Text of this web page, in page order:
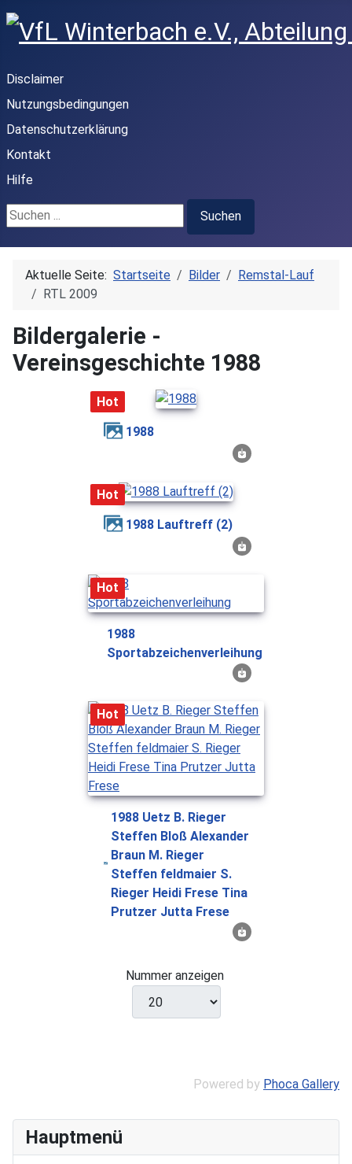
Disclaimer
Nutzungsbedingungen
Datenschutzerklärung
Kontakt
Hilfe
Suchen ...
Suchen
Hauptmenü
Aktuelle Seite: Startseite Bilder
Remstal-Lauf
RTL 2009
Bildergalerie -
Vereinsgeschichte 1988
Hot
1988
Hot
1988 Lauftreff (2)
Hot
1988
Sportabzeichenverleihung
Hot
1988 Uetz B. Rieger
Steffen Bloß Alexander
Braun M. Rieger
Steffen feldmaier S.
Rieger Heidi Frese Tina
Prutzer Jutta Frese
Nummer anzeigen
Powered by Phoca Gallery